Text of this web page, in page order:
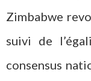
Zimbabwe
suivi de
consensus